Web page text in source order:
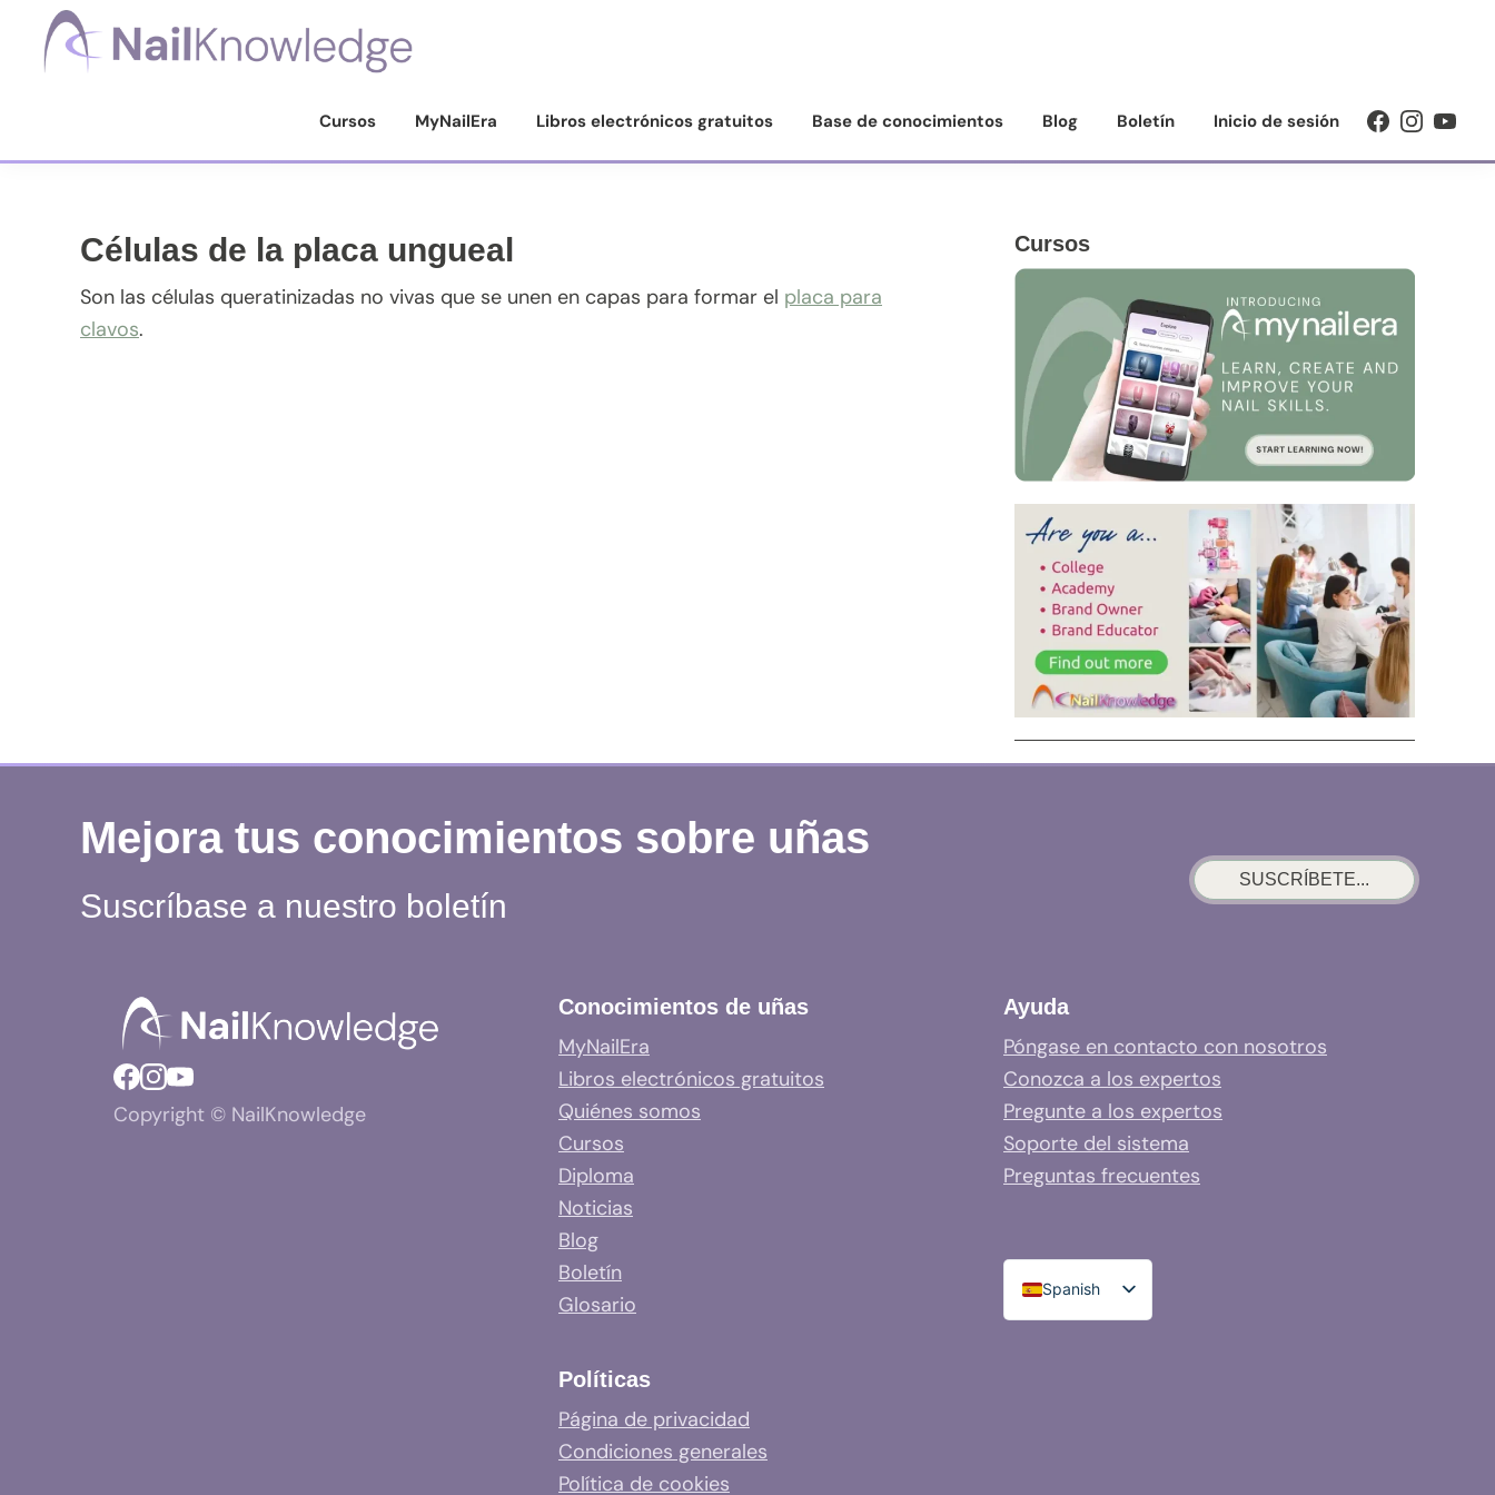
Saltar
Saltar
contenido
Saltar
Saltar
Cursos MyNailEra Libros electrónicos gratuitos Base de conocimientos Blog Boletín Inicio de sesión
Células de la placa ungueal
Son las células queratinizadas no vivas que se unen en capas para formar el placa para
clavos.
Barra
lateral
principal
Cursos
Mejora tus conocimientos sobre uñas
Suscríbase a nuestro boletín
SUSCRÍBETE...
Copyright © NailKnowledge
Conocimientos de uñas
MyNailEra
Libros electrónicos gratuitos
Quiénes somos
Cursos
Diploma
Noticias
Blog
Boletín
Glosario
Políticas
Página de privacidad
Condiciones generales
Política de cookies
Ayuda
Póngase en contacto con nosotros
Conozca a los expertos
Pregunte a los expertos
Soporte del sistema
Preguntas frecuentes
Spanish
English